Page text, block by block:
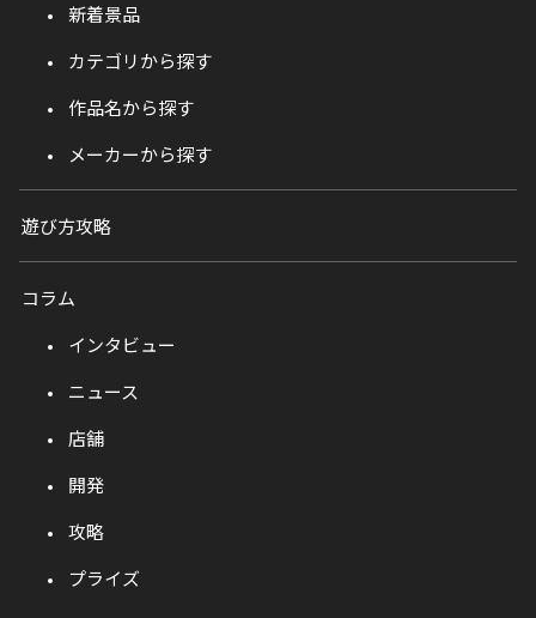
新着景品
カテゴリから探す
作品名から探す
メーカーから探す
遊び方攻略
コラム
インタビュー
ニュース
店舗
開発
攻略
プライズ